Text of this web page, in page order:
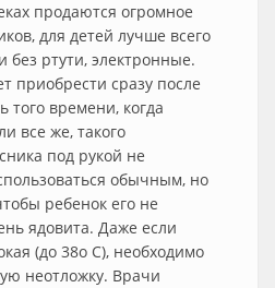
продаются огромное
для детей лучше всего
без ртути, электронные.
приобрести сразу после
того времени, когда
все же, такого
под рукой не
обычным, но
ребенок его не
ядовита. Даже если
(до 38o С), необходимо
неотложку. Врачи